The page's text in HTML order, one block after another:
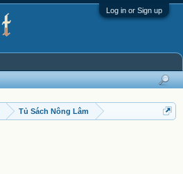
Log in or Sign up
Tủ Sách Nông Lâm